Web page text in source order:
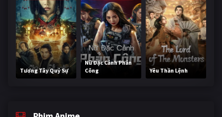
Tương Tây Quỷ Sự
Nữ Đặc Cảnh Phản
Công
Yêu Thần Lệnh